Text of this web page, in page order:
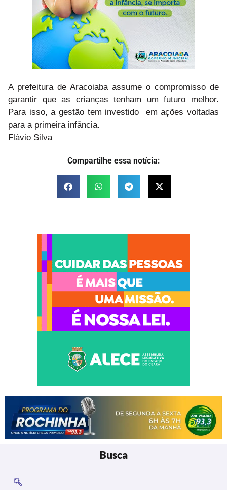
A prefeitura de Aracoiaba assume o compromisso de
garantir que as crianças tenham um futuro melhor.
Para isso, a gestão tem investido em ações voltadas
para a primeira infância.
Flávio Silva
Compartilhe essa notícia:
Busca